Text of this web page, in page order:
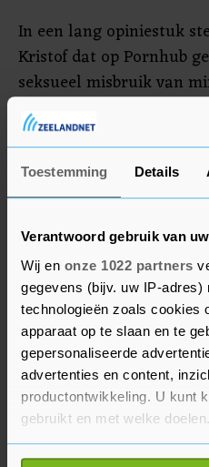
Toestemming Details
Verantwoord gebruik van
Wij en onze 1022 partners
gegevens (bijv. uw IP-adres)
technologieën zoals cookies
apparaat op te slaan en te
gepersonaliseerde
advertenties en content,
productontwikkeling. U kunt
gebruikt en met welke doelen.
Als u het toestaat, willen we
In een lang opiniestuk
Kristof dat op Pornhub
seksueel misbruik van
In een reactie kondigde
gebruikers toestaat zelf
langer video's te
wie de identiteit niet te